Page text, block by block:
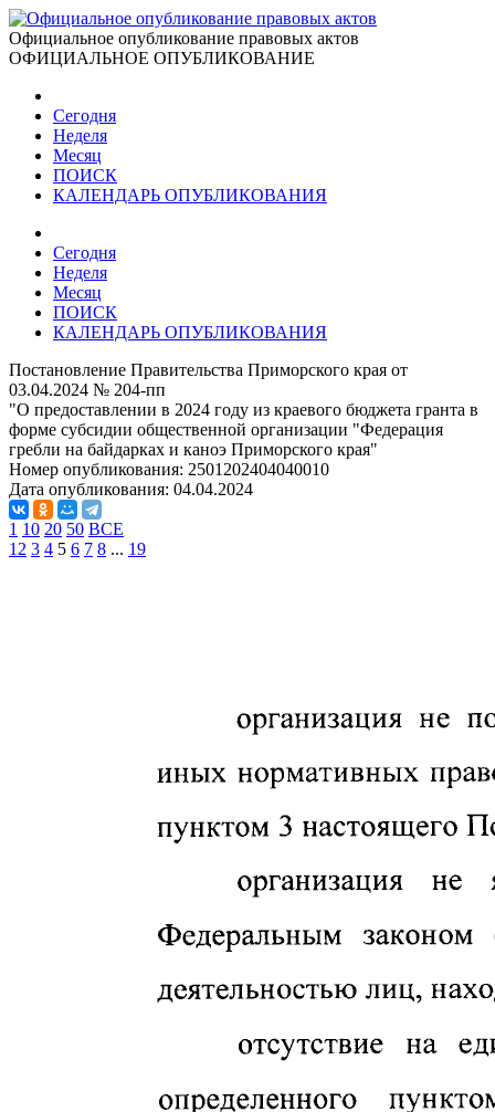
Официальное опубликование правовых актов
ОФИЦИАЛЬНОЕ ОПУБЛИКОВАНИЕ
Сегодня
Неделя
Месяц
ПОИСК
КАЛЕНДАРЬ ОПУБЛИКОВАНИЯ
Сегодня
Неделя
Месяц
ПОИСК
КАЛЕНДАРЬ ОПУБЛИКОВАНИЯ
Постановление Правительства Приморского края от
03.04.2024 № 204-пп
"О предоставлении в 2024 году из краевого бюджета гранта в
форме субсидии общественной организации "Федерация
гребли на байдарках и каноэ Приморского края"
Номер опубликования: 2501202404040010
Дата опубликования: 04.04.2024
1 10 20 50 ВСЕ
1 2 3 4 5 6 7 8 ... 19